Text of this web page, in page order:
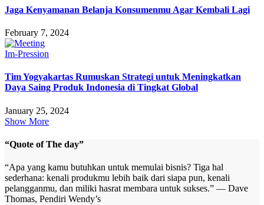
Jaga Kenyamanan Belanja Konsumenmu Agar Kembali Lagi
February 7, 2024
Im-Pression
Tim Yogyakartas Rumuskan Strategi untuk Meningkatkan
Daya Saing Produk Indonesia di Tingkat Global
January 25, 2024
Show More
“Quote of The day”
“Apa yang kamu butuhkan untuk memulai bisnis? Tiga hal
sederhana: kenali produkmu lebih baik dari siapa pun, kenali
pelangganmu, dan miliki hasrat membara untuk sukses.” — Dave
Thomas, Pendiri Wendy’s